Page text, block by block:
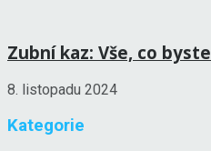
Zubní kaz: Vše, co
8. listopadu 2024
Kategorie